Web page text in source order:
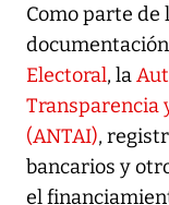
Como parte de
Electoral, la
Transparencia
(ANTAI),
bancarios y
el